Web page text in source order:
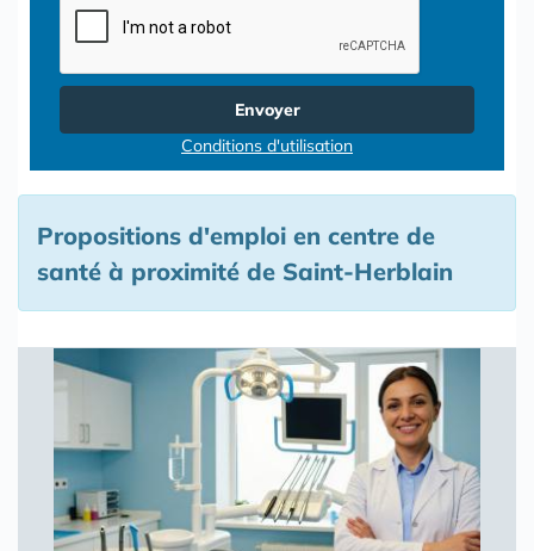
Envoyer
Conditions d'utilisation
Propositions d'emploi en centre de
santé à proximité de Saint-Herblain